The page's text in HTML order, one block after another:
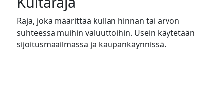
Raja, joka määrittää kullan hinnan tai arvon
suhteessa muihin valuuttoihin. Usein käytetään
sijoitusmaailmassa ja kaupankäynnissä.